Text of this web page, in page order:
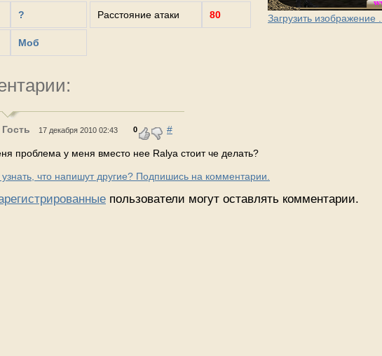
?
Моб
Расстояние атаки 80 Загрузить изображение ...
Гость 17 декабря 2010 02:43 0 #
проблема у меня вместо нее Ralya стоит че делать?
что напишут другие? Подпишись на комментарии.
пользователи могут оставлять комментарии.